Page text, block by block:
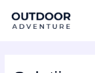
navigation